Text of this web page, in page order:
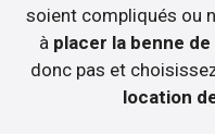
soient compliqués ou
à placer la benne
donc pas et
location